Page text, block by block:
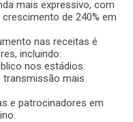
mais expressivo, com
de 240% em
nas receitas é
incluindo:
nos estádios.
mais
e patrocinadores em